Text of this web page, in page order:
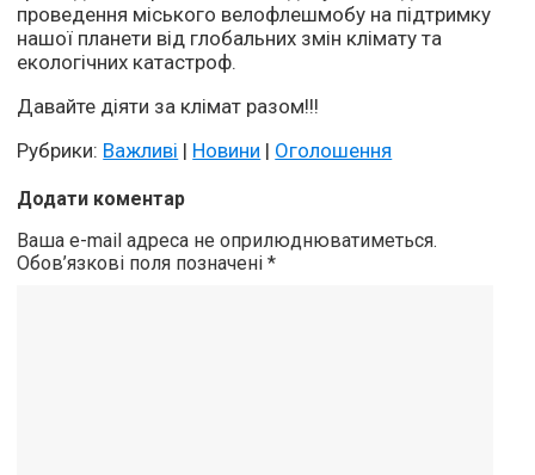
проведення міського велофлешмобу на підтримку
нашої планети від глобальних змін клімату та
екологічних катастроф.
Давайте діяти за клімат разом!!!
Рубрики: Важливі | Новини | Оголошення
Додати коментар
Ваша e-mail адреса не оприлюднюватиметься.
Обов’язкові поля позначені*